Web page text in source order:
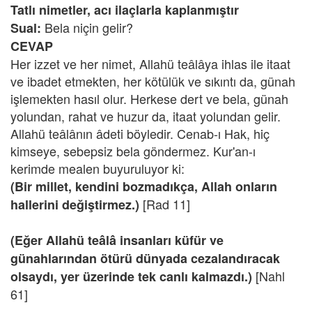
Tatlı nimetler, acı ilaçlarla kaplanmıştır
Sual: Bela niçin gelir?
CEVAP
Her izzet ve her nimet, Allahü teâlâya ihlas ile itaat
ve ibadet etmekten, her kötülük ve sıkıntı da, günah
işlemekten hasıl olur. Herkese dert ve bela, günah
yolundan, rahat ve huzur da, itaat yolundan gelir.
Allahü teâlânın âdeti böyledir. Cenab-ı Hak, hiç
kimseye, sebepsiz bela göndermez. Kur'an-ı
kerimde mealen buyuruluyor ki:
(Bir millet, kendini bozmadıkça, Allah onların
hallerini değiştirmez.) [Rad 11]
(Eğer Allahü teâlâ insanları küfür ve
günahlarından ötürü dünyada cezalandıracak
olsaydı, yer üzerinde tek canlı kalmazdı.) [Nahl
61]